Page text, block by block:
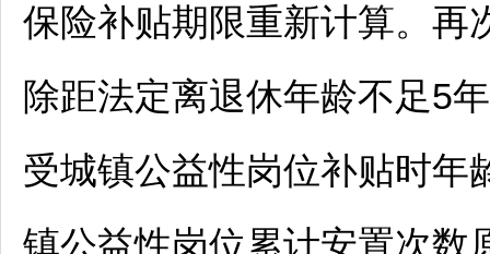
保险补贴期限重新计算。再
除距法定离退休年龄不足5
受城镇公益性岗位补贴时年
镇公益性岗位累计安置次数